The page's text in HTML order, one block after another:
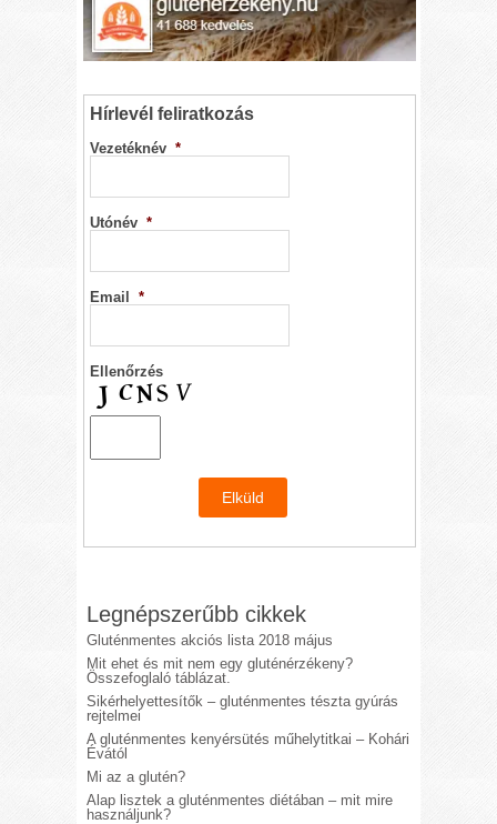
Hírlevél feliratkozás
Vezetéknév *
Utónév *
Email *
Ellenőrzés
Legnépszerűbb cikkek
Gluténmentes akciós lista 2018 május
Mit ehet és mit nem egy gluténérzékeny?
Összefoglaló táblázat.
Sikérhelyettesítők – gluténmentes tészta gyúrás
rejtelmei
A gluténmentes kenyérsütés műhelytitkai – Kohári
Évától
Mi az a glutén?
Alap lisztek a gluténmentes diétában – mit mire
használjunk?